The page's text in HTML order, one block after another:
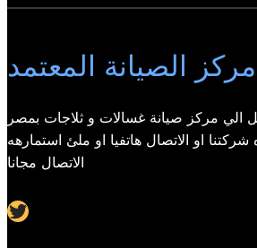
مركز الصيانة المعتمد
الي مركز صيانة غسالات و ثلاجات بمصر
او الاتصال هاتفيا او ملئ استمارهه
الاتصال مجانا
Twitter